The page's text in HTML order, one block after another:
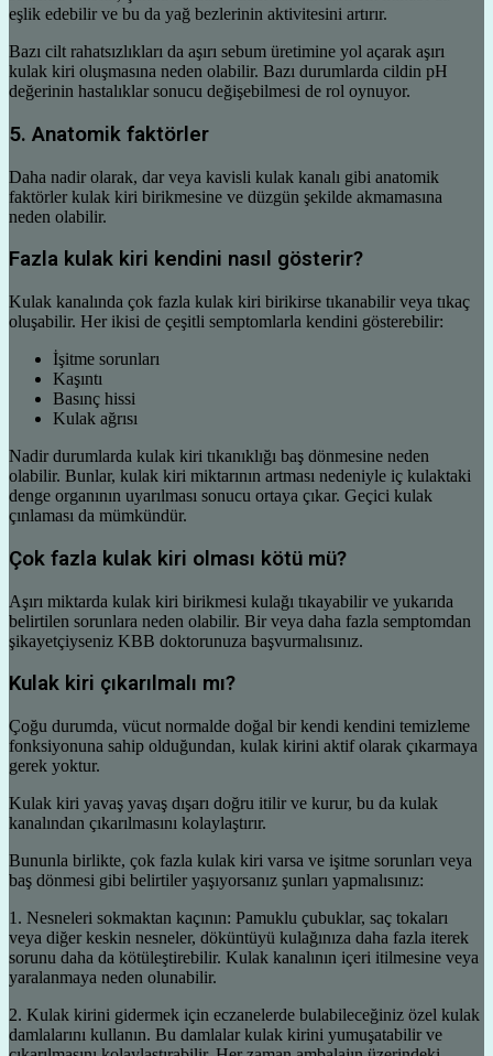
eşlik edebilir ve bu da yağ bezlerinin aktivitesini artırır.
Bazı cilt rahatsızlıkları da aşırı sebum üretimine yol açarak aşırı
kulak kiri oluşmasına neden olabilir. Bazı durumlarda cildin pH
değerinin hastalıklar sonucu değişebilmesi de rol oynuyor.
5. Anatomik faktörler
Daha nadir olarak, dar veya kavisli kulak kanalı gibi anatomik
faktörler kulak kiri birikmesine ve düzgün şekilde akmamasına
neden olabilir.
Fazla kulak kiri kendini nasıl gösterir?
Kulak kanalında çok fazla kulak kiri birikirse tıkanabilir veya tıkaç
oluşabilir. Her ikisi de çeşitli semptomlarla kendini gösterebilir:
İşitme sorunları
Kaşıntı
Basınç hissi
Kulak ağrısı
Nadir durumlarda kulak kiri tıkanıklığı baş dönmesine neden
olabilir. Bunlar, kulak kiri miktarının artması nedeniyle iç kulaktaki
denge organının uyarılması sonucu ortaya çıkar. Geçici kulak
çınlaması da mümkündür.
Çok fazla kulak kiri olması kötü mü?
Aşırı miktarda kulak kiri birikmesi kulağı tıkayabilir ve yukarıda
belirtilen sorunlara neden olabilir. Bir veya daha fazla semptomdan
şikayetçiyseniz KBB doktorunuza başvurmalısınız.
Kulak kiri çıkarılmalı mı?
Çoğu durumda, vücut normalde doğal bir kendi kendini temizleme
fonksiyonuna sahip olduğundan, kulak kirini aktif olarak çıkarmaya
gerek yoktur.
Kulak kiri yavaş yavaş dışarı doğru itilir ve kurur, bu da kulak
kanalından çıkarılmasını kolaylaştırır.
Bununla birlikte, çok fazla kulak kiri varsa ve işitme sorunları veya
baş dönmesi gibi belirtiler yaşıyorsanız şunları yapmalısınız:
1. Nesneleri sokmaktan kaçının: Pamuklu çubuklar, saç tokaları
veya diğer keskin nesneler, döküntüyü kulağınıza daha fazla iterek
sorunu daha da kötüleştirebilir. Kulak kanalının içeri itilmesine veya
yaralanmaya neden olunabilir.
2. Kulak kirini gidermek için eczanelerde bulabileceğiniz özel kulak
damlalarını kullanın. Bu damlalar kulak kirini yumuşatabilir ve